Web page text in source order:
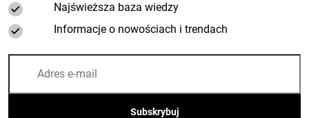
Najświeższa baza wiedzy
Informacje o nowościach i trendach